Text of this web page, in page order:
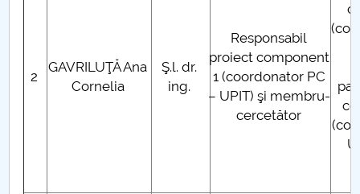
Proiect SU-ETIC
2
GAVRILUŢĂ Ana
Cornelia
Ş.l. dr.
ing.
Responsabil
proiect component
1 (coordonator PC
– UPIT) şi membru-
cercetător